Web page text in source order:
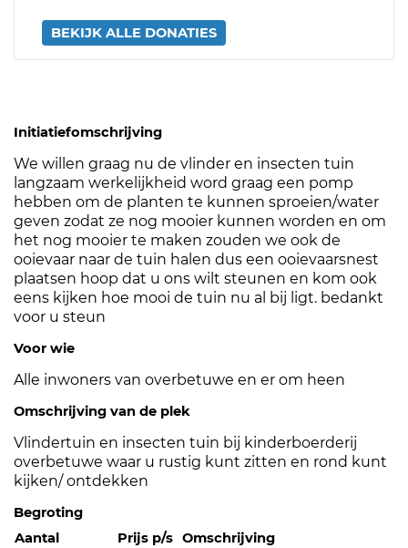
BEKIJK ALLE DONATIES
Initiatiefomschrijving
We willen graag nu de vlinder en insecten tuin
langzaam werkelijkheid word graag een pomp
hebben om de planten te kunnen sproeien/water
geven zodat ze nog mooier kunnen worden en om
het nog mooier te maken zouden we ook de
ooievaar naar de tuin halen dus een ooievaarsnest
plaatsen hoop dat u ons wilt steunen en kom ook
eens kijken hoe mooi de tuin nu al bij ligt. bedankt
voor u steun
Voor wie
Alle inwoners van overbetuwe en er om heen
Omschrijving van de plek
Vlindertuin en insecten tuin bij kinderboerderij
overbetuwe waar u rustig kunt zitten en rond kunt
kijken/ ontdekken
Begroting
Aantal
Prijs p/s Omschrijving